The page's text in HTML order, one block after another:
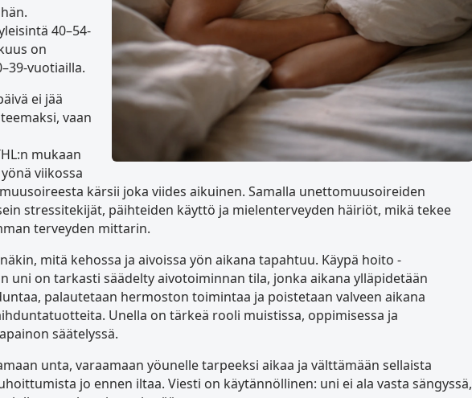
40–54-
on
vuotiailla.
ei jää
vaan
mukaan
viikossa
kärsii joka viides aikuinen. Samalla unettomuusoireiden
stressitekijät, päihteiden käyttö ja mielenterveyden häiriöt, mikä tekee
terveyden mittarin.
mitä kehossa ja aivoissa yön aikana tapahtuu. Käypä hoito -
uni on tarkasti säädelty aivotoiminnan tila, jonka aikana ylläpidetään
palautetaan hermoston toimintaa ja poistetaan valveen aikana
Unella on tärkeä rooli muistissa, oppimisessa ja
säätelyssä.
unta, varaamaan yöunelle tarpeeksi aikaa ja välttämään sellaista
jo ennen iltaa. Viesti on käytännöllinen: uni ei ala vasta sängyssä,